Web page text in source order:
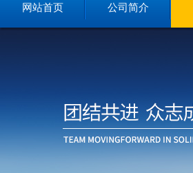
网站首页 公司简介